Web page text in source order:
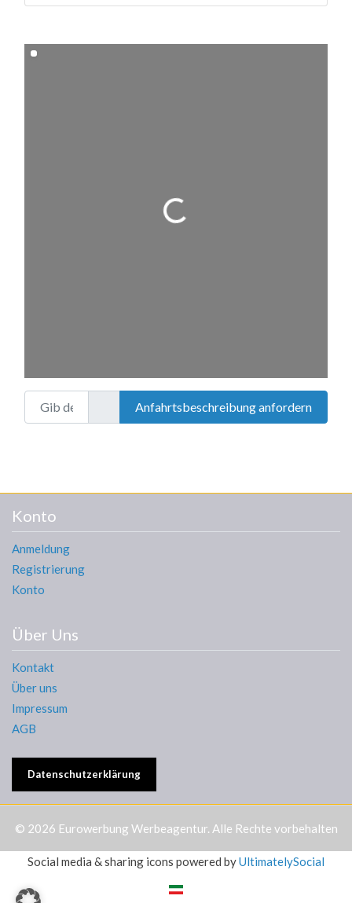
Wird geladen …
Gib deinen Standort ein.Anfahrtsbeschreibung anfordern
Konto
Anmeldung
Registrierung
Konto
Über Uns
Kontakt
Über uns
Impressum
AGB
Datenschutzerklärung
© 2026 Eurowerbung Werbeagentur. Alle Rechte vorbehalten
Social media & sharing icons powered byUltimatelySocial